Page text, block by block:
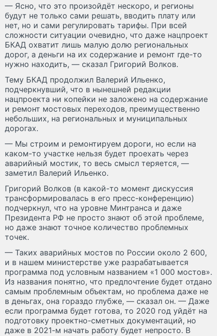
— Ясно, что это произойдёт нескоро, и регионы
будут не только сами решать, вводить плату или
нет, но и сами регулировать тарифы. При всей
сложности ситуации очевидно, что даже нацпроект
БКАД охватит лишь малую долю региональных
дорог, а деньги на их содержание и ремонт где-то
нужно находить, — сказал Григорий Волков.
Тему БКАД продолжил Валерий Ильенко,
подчеркнувший, что в нынешней редакции
нацпроекта ни копейки не заложено на содержание
и ремонт мостовых переходов, преимущественно
небольших, на региональных и муниципальных
дорогах.
— Мы строим и ремонтируем дороги, но если на
каком-то участке нельзя будет проехать через
аварийный мостик, то весь смысл теряется, —
заметил Валерий Ильенко.
Григорий Волков (в какой-то момент дискуссия
трансформировалась в его пресс-конференцию)
подчеркнул, что на уровне Минтранса и даже
Президента РФ не просто знают об этой проблеме,
но даже знают точное количество проблемных
точек.
— Таких аварийных мостов по России около 2 600,
и в нашем министерстве уже разрабатывается
программа под условным названием «1 000 мостов».
Из названия понятно, что предпочтение будет отдано
самым проблемным объектам, но проблема даже не
в деньгах, она гораздо глубже, — сказал он. — Даже
если программа будет готова, то 2020 год уйдёт на
подготовку проектно-сметных документаций, но
даже в 2021-м начать работу будет непросто. В